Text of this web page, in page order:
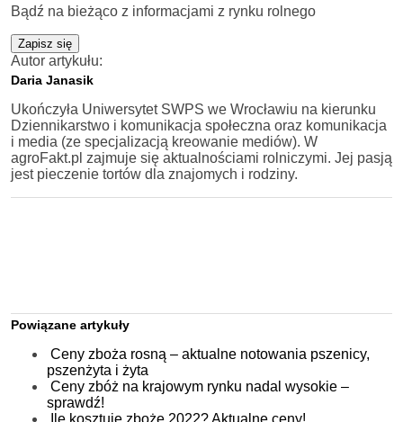
Bądź na bieżąco z informacjami z rynku rolnego
Zapisz się
Autor artykułu:
Daria Janasik
Ukończyła Uniwersytet SWPS we Wrocławiu na kierunku
Dziennikarstwo i komunikacja społeczna oraz komunikacja
i media (ze specjalizacją kreowanie mediów). W
agroFakt.pl zajmuje się aktualnościami rolniczymi. Jej pasją
jest pieczenie tortów dla znajomych i rodziny.
Powiązane artykuły
Ceny zboża rosną – aktualne notowania pszenicy,
pszenżyta i żyta
Ceny zbóż na krajowym rynku nadal wysokie –
sprawdź!
Ile kosztuje zboże 2022? Aktualne ceny!